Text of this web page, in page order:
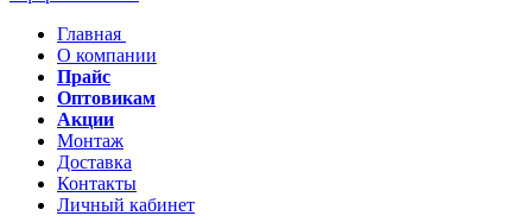
Главная
О компании
Прайс
Оптовикам
Акции
Монтаж
Доставка
Контакты
Личный кабинет